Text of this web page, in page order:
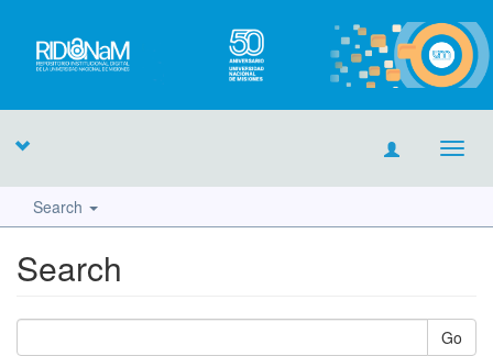
Search
Search
Go